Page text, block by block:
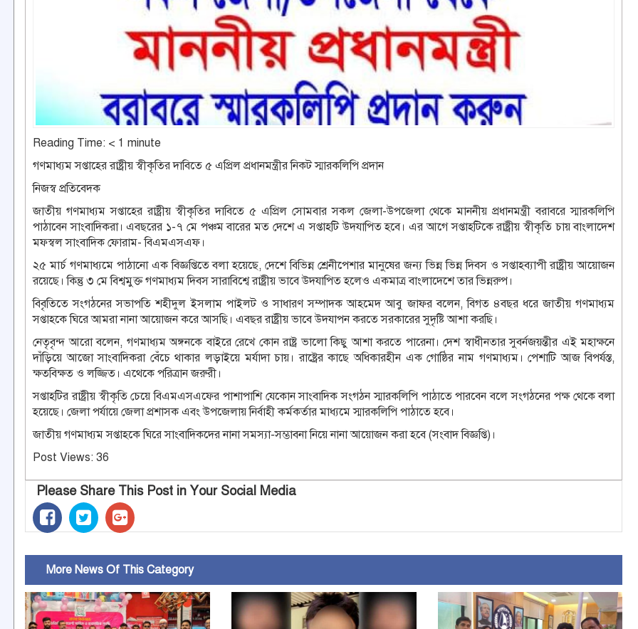
Reading Time: < 1 minute
গণমাধ্যম সপ্তাহের রাষ্ট্রীয় স্বীকৃতির দাবিতে ৫ এপ্রিল প্রধানমন্ত্রীর নিকট স্মারকলিপি প্রদান
নিজস্ব প্রতিবেদক
জাতীয় গণমাধ্যম সপ্তাহের রাষ্ট্রীয় স্বীকৃতির দাবিতে ৫ এপ্রিল সোমবার সকল জেলা-উপজেলা থেকে মাননীয় প্রধানমন্ত্রী বরাবরে স্মারকলিপি
পাঠাবেন সাংবাদিকরা। এবছরের ১-৭ মে পঞ্চম বারের মত দেশে এ সপ্তাহটি উদযাপিত হবে। এর আগে সপ্তাহটিকে রাষ্ট্রীয় স্বীকৃতি চায় বাংলাদেশ
মফস্বল সাংবাদিক ফোরাম- বিএমএসএফ।
২৫ মার্চ গণমাধ্যমে পাঠানো এক বিজ্ঞপ্তিতে বলা হয়েছে, দেশে বিভিন্ন শ্রেনীপেশার মানুষের জন্য ভিন্ন ভিন্ন দিবস ও সপ্তাহব্যাপী রাষ্ট্রীয় আয়োজন
রয়েছে। কিন্তু ৩ মে বিশ্বমুক্ত গণমাধ্যম দিবস সারাবিশ্বে রাষ্ট্রীয় ভাবে উদযাপিত হলেও একমাত্র বাংলাদেশে তার ভিন্নরুপ।
বিবৃতিতে সংগঠনের সভাপতি শহীদুল ইসলাম পাইলট ও সাধারণ সম্পাদক আহমেদ আবু জাফর বলেন, বিগত ৪বছর ধরে জাতীয় গণমাধ্যম
সপ্তাহকে ঘিরে আমরা নানা আয়োজন করে আসছি। এবছর রাষ্ট্রীয় ভাবে উদযাপন করতে সরকারের সুদৃষ্টি আশা করছি।
নেতৃবৃন্দ আরো বলেন, গণমাধ্যম অঙ্গনকে বাইরে রেখে কোন রাষ্ট্র ভালো কিছু আশা করতে পারেনা। দেশ স্বাধীনতার সুবর্নজয়ন্তীর এই মহাক্ষনে
দাঁড়িয়ে আজো সাংবাদিকরা বেঁচে থাকার লড়াইয়ে মর্যাদা চায়। রাষ্ট্রের কাছে অধিকারহীন এক গোষ্ঠির নাম গণমাধ্যম। পেশাটি আজ বিপর্যস্ত,
ক্ষতবিক্ষত ও লজ্জিত। এথেকে পরিত্রান জরুরী।
সপ্তাহটির রাষ্ট্রীয় স্বীকৃতি চেয়ে বিএমএসএফের পাশাপাশি যেকোন সাংবাদিক সংগঠন স্মারকলিপি পাঠাতে পারবেন বলে সংগঠনের পক্ষ থেকে বলা
হয়েছে। জেলা পর্যায়ে জেলা প্রশাসক এবং উপজেলায় নির্বাহী কর্মকর্তার মাধ্যমে স্মারকলিপি পাঠাতে হবে।
জাতীয় গণমাধ্যম সপ্তাহকে ঘিরে সাংবাদিকদের নানা সমস্যা-সম্ভাবনা নিয়ে নানা আয়োজন করা হবে (সংবাদ বিজ্ঞপ্তি)।
Post Views: 36
Please Share This Post in Your Social Media
More News Of This Category